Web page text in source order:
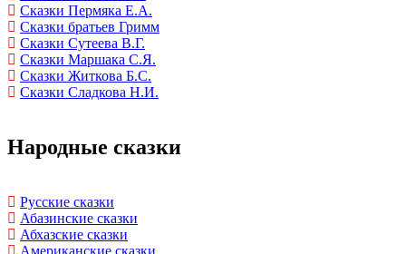
Сказки Пермяка Е.А.
Сказки братьев Гримм
Сказки Сутеева В.Г.
Сказки Маршака С.Я.
Сказки Житкова Б.С.
Сказки Сладкова Н.И.
Народные сказки
Русские сказки
Абазинские сказки
Абхазские сказки
Американские сказки